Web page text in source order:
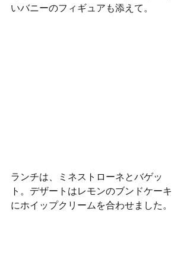
いバニーのフィギュアも添えて。
ランチは、ミネストローネとバゲッ
ト。デザートはレモンのブンドケーキ
にホイップクリームを合わせました。